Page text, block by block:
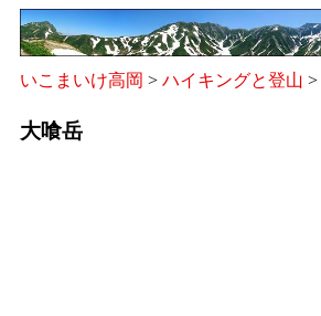
いこまいけ高岡 > ハイキングと登山 >
大喰岳